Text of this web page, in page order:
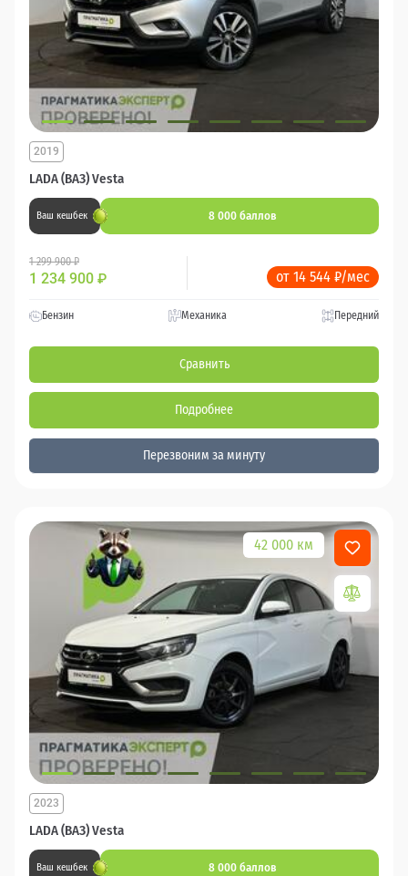
LADA (ВАЗ) Vesta
2019
Ваш кешбек 8 000 баллов
1 299 900 ₽
1 234 900 ₽ от 14 544 ₽/мес
Бензин Механика Передний
Сравнить
Подробнее
Перезвоним за минуту
42 000 км
LADA (ВАЗ) Vesta
2023
Ваш кешбек 8 000 баллов